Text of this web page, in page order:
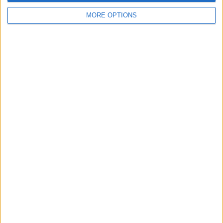
MORE OPTIONS